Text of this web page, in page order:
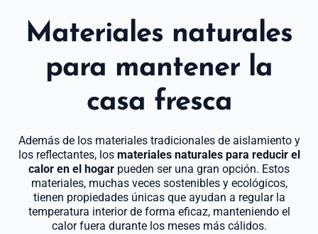
Materiales naturales
para mantener la
casa fresca
Además de los materiales tradicionales de aislamiento y
los reflectantes, losmateriales naturales para reducir el
calor en el hogar pueden ser una gran opción. Estos
materiales, muchas veces sostenibles y ecológicos,
tienen propiedades únicas que ayudan a regular la
temperatura interior de forma eficaz, manteniendo el
calor fuera durante los meses más cálidos.